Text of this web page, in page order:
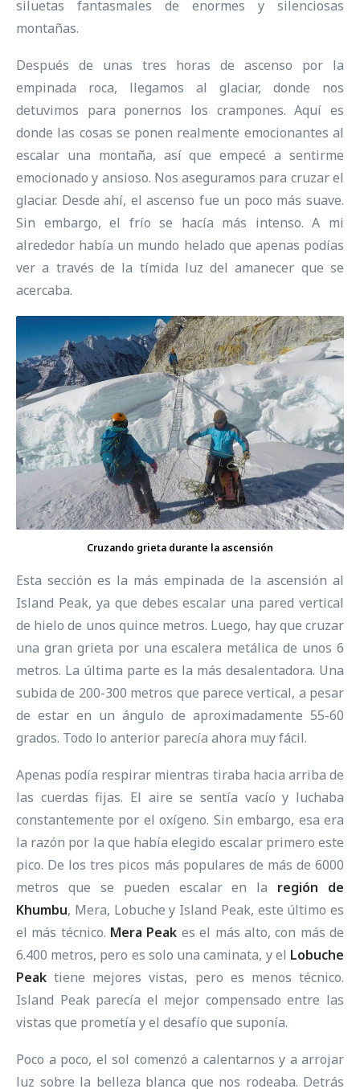
siluetas fantasmales de enormes y silenciosas
montañas.
Después de unas tres horas de ascenso por la
empinada roca, llegamos al glaciar, donde nos
detuvimos para ponernos los crampones. Aquí es
donde las cosas se ponen realmente emocionantes al
escalar una montaña, así que empecé a sentirme
emocionado y ansioso. Nos aseguramos para cruzar el
glaciar. Desde ahí, el ascenso fue un poco más suave.
Sin embargo, el frío se hacía más intenso. A mi
alrededor había un mundo helado que apenas podías
ver a través de la tímida luz del amanecer que se
acercaba.
Cruzando grieta durante la ascensión
Esta sección es la más empinada de la ascensión al
Island Peak, ya que debes escalar una pared vertical
de hielo de unos quince metros. Luego, hay que cruzar
una gran grieta por una escalera metálica de unos 6
metros. La última parte es la más desalentadora. Una
subida de 200-300 metros que parece vertical, a pesar
de estar en un ángulo de aproximadamente 55-60
grados. Todo lo anterior parecía ahora muy fácil.
Apenas podía respirar mientras tiraba hacia arriba de
las cuerdas fijas. El aire se sentía vacío y luchaba
constantemente por el oxígeno. Sin embargo, esa era
la razón por la que había elegido escalar primero este
pico. De los tres picos más populares de más de 6000
metros que se pueden escalar en la región de
Khumbu, Mera, Lobuche y Island Peak, este último es
el más técnico. Mera Peak es el más alto, con más de
6.400 metros, pero es solo una caminata, y el Lobuche
Peak tiene mejores vistas, pero es menos técnico.
Island Peak parecía el mejor compensado entre las
vistas que prometía y el desafío que suponía.
Poco a poco, el sol comenzó a calentarnos y a arrojar
luz sobre la belleza blanca que nos rodeaba. Detrás